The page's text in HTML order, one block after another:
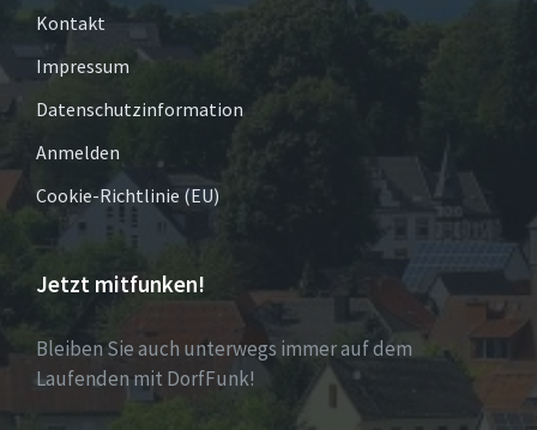
Kontakt
Impressum
Datenschutzinformation
Anmelden
Cookie-Richtlinie (EU)
Jetzt mitfunken!
Bleiben Sie auch unterwegs immer auf dem
Laufenden mit DorfFunk!